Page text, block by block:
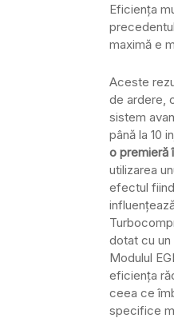
Eficiența
maximă e
Aceste
de ardere,
sistem
până la 10
o premieră
utilizarea
efectul
dotat cu un
Modulul
eficiența
ceea ce
specifice